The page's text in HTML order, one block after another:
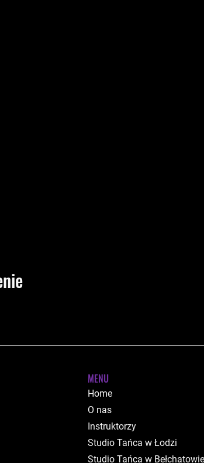
MENU
Home
O nas
Instruktorzy
Studio Tańca w Łodzi
Studio Tańca w Bełchatowie